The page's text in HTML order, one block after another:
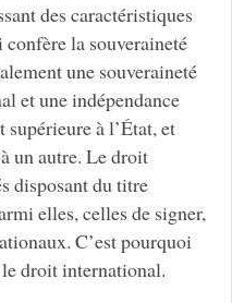
des caractéristiques
la souveraineté
une souveraineté
et une indépendance
supérieure à l’État, et
un autre. Le droit
disposant du titre
elles, celles de signer,
C’est pourquoi
droit international.